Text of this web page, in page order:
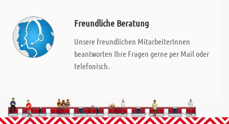
Freundliche Beratung
Unsere freundlichen MitarbeiterInnen
beantworten Ihre Fragen gerne per Mail oder
telefonisch.